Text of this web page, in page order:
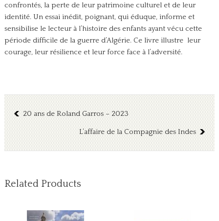
confrontés, la perte de leur patrimoine culturel et de leur
identité.Un essai inédit, poignant, qui éduque, informe et
sensibilise le lecteur à l’histoire des enfants ayant vécu cette
période difficile de la guerre d’Algérie. Ce livre illustre leur
courage, leur résilience et leur force face à l’adversité.
20 ans de Roland Garros – 2023
L’affaire de la Compagnie des Indes
Related Products